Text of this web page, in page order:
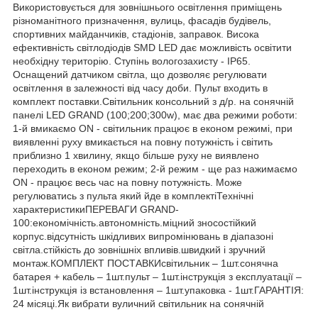
Використовується для зовнішнього освітлення приміщень
різноманітного призначення, вулиць, фасадів будівель,
спортивних майданчиків, стадіонів, заправок. Висока
ефективність світлодіодів SMD LED дає можливість освітити
необхідну територію. Cтупінь вологозахисту - IP65.
Оснащений датчиком світла, що дозволяє регулювати
освітлення в залежності від часу доби. Пульт входить в
комплект поставки.Світильник консольний з д/р. на сонячній
панелі LED GRAND (100;200;300w), має два режими роботи:
1-й вмикаємо ON - світильник працює в економ режимі, при
виявленні руху вмикається на повну потужність і світить
приблизно 1 хвилину, якщо більше руху не виявлено
переходить в економ режим; 2-й режим - ще раз нажимаємо
ON - працює весь час на повну потужність. Може
регулюватись з пульта який йде в комплектіТехнічні
характеристикиПЕРЕВАГИ GRAND-
100:економічність.автономність.міцний зносостійкий
корпус.відсутність шкідливих випромінювань в діапазоні
світла.стійкість до зовнішніх впливів.швидкий і зручний
монтаж.КОМПЛЕКТ ПОСТАВКИсвітильник – 1шт.сонячна
батарея + кабель – 1шт.пульт – 1шт.інструкція з експлуатації –
1шт.інструкція із встановлення – 1шт.упаковка - 1шт.ГАРАНТІЯ:
24 місяці.Як вибрати вуличний світильник на сонячній